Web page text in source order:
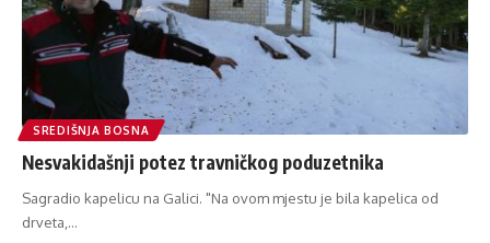
SREDIŠNJA BOSNA
Nesvakidašnji potez travničkog poduzetnika
Sagradio kapelicu na Galici. "Na ovom mjestu je bila kapelica od
drveta, …